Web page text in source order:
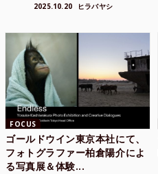
2025.10.20 ヒラバヤシ
FOCUS
ゴールドウイン東京本社にて、
フォトグラファー柏倉陽介によ
る写真展＆体験...